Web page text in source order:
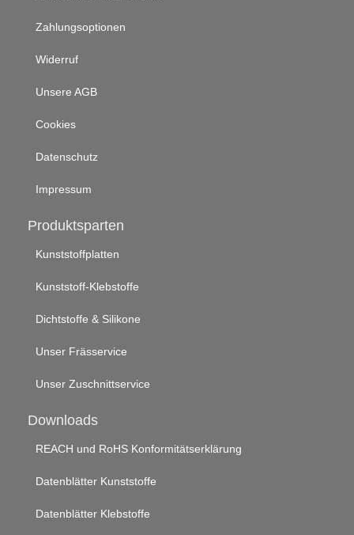
Zahlungsoptionen
Widerruf
Unsere AGB
Cookies
Datenschutz
Impressum
Produktsparten
Kunststoffplatten
Kunststoff-Klebstoffe
Dichtstoffe & Silikone
Unser Frässervice
Unser Zuschnittservice
Downloads
REACH und RoHS Konformitätserklärung
Datenblätter Kunststoffe
Datenblätter Klebstoffe